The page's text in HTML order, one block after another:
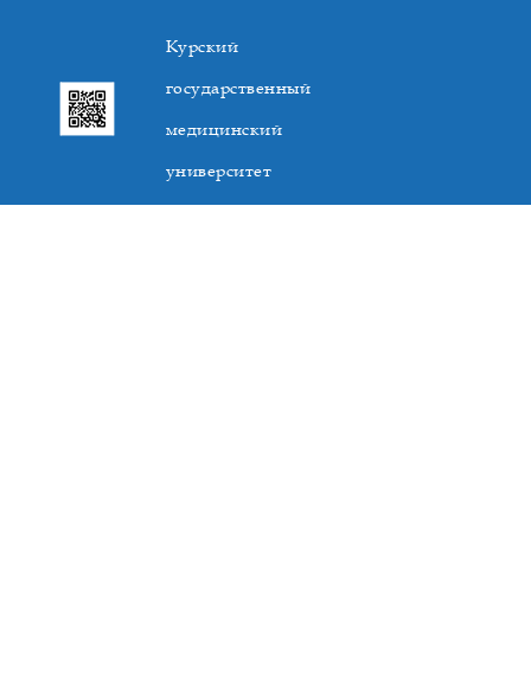
Курский
государственный
медицинский
университет